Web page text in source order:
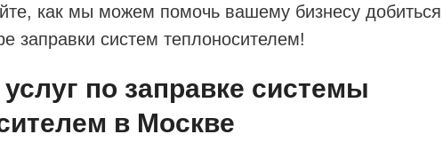
как мы можем помочь вашему бизнесу добиться
заправки систем теплоносителем!
по заправке системы
в Москве